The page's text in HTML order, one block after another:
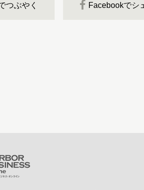
つぶやく Facebookでシ